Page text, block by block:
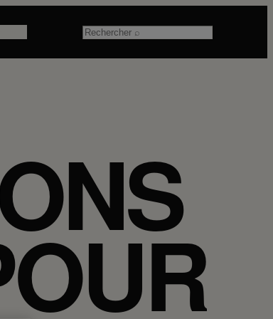
Rechercher